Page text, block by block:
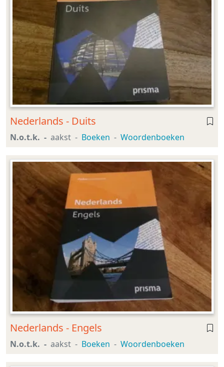
Nederlands - Duits
N.o.t.k. aakst Boeken Woordenboeken
Nederlands - Engels
N.o.t.k. aakst Boeken Woordenboeken